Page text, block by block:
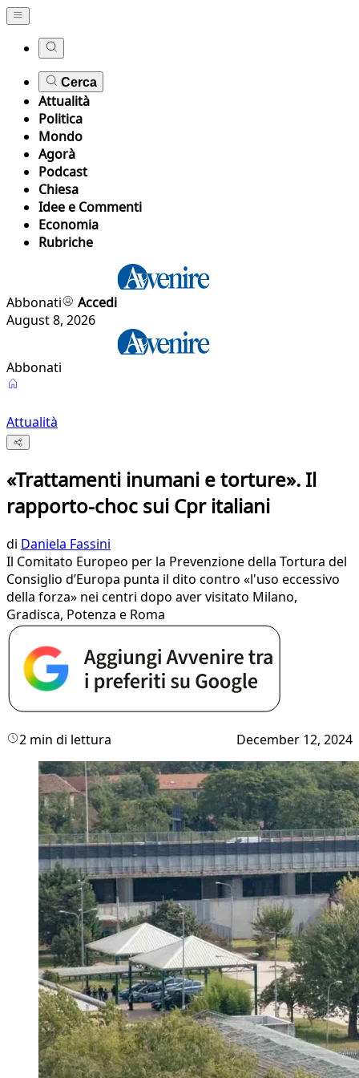
Cerca
Attualità
Politica
Mondo
Agorà
Podcast
Chiesa
Idee e Commenti
Economia
Rubriche
Abbonati
Accedi
August 8, 2026
Abbonati
Attualità
«Trattamenti inumani e torture». Il
rapporto-choc sui Cpr italiani
di Daniela Fassini
Il Comitato Europeo per la Prevenzione della Tortura del
Consiglio d’Europa punta il dito contro «l'uso eccessivo
della forza» nei centri dopo aver visitato Milano,
Gradisca, Potenza e Roma
2 min di lettura December 12, 2024